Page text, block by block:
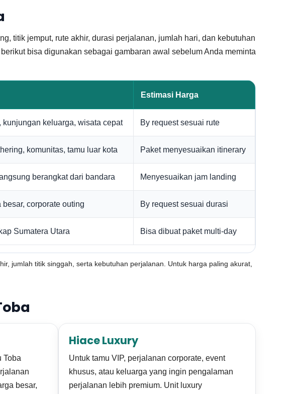
titik jemput, rute akhir, durasi perjalanan, jumlah hari, dan kebutuhan
bisa digunakan sebagai gambaran awal sebelum Anda meminta
Estimasi Harga
kunjungan keluarga, wisata cepat By request sesuai rute
komunitas, tamu luar kota Paket menyesuaikan itinerary
berangkat dari bandara Menyesuaikan jam landing
corporate outing By request sesuai durasi
Sumatera Utara Bisa dibuat paket multi-day
jumlah titik singgah, serta kebutuhan perjalanan. Untuk harga paling akurat,
Toba
besar,
Hiace Luxury
Untuk tamu VIP, perjalanan corporate, event
khusus, atau keluarga yang ingin pengalaman
perjalanan lebih premium. Unit luxury